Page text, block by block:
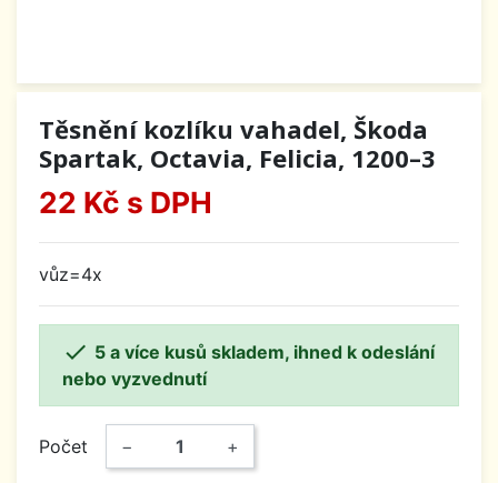
Těsnění kozlíku vahadel, Škoda
Spartak, Octavia, Felicia, 1200–3
22 Kč s DPH
vůz=4x
 5 a více kusů skladem, ihned k odeslání
nebo vyzvednutí
Počet − +